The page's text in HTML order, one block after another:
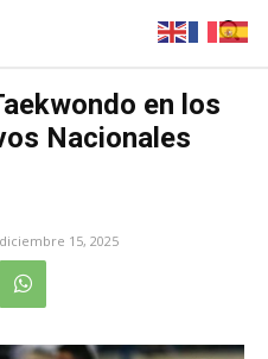
en los
Nacionales
diciembre 15, 2025